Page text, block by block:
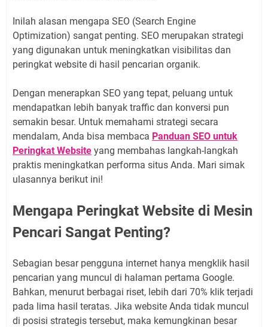
Inilah alasan mengapa SEO (Search Engine
Optimization) sangat penting. SEO merupakan strategi
yang digunakan untuk meningkatkan visibilitas dan
peringkat website di hasil pencarian organik.
Dengan menerapkan SEO yang tepat, peluang untuk
mendapatkan lebih banyak traffic dan konversi pun
semakin besar. Untuk memahami strategi secara
mendalam, Anda bisa membaca Panduan SEO untuk
Peringkat Website yang membahas langkah-langkah
praktis meningkatkan performa situs Anda. Mari simak
ulasannya berikut ini!
Mengapa Peringkat Website di Mesin
Pencari Sangat Penting?
Sebagian besar pengguna internet hanya mengklik hasil
pencarian yang muncul di halaman pertama Google.
Bahkan, menurut berbagai riset, lebih dari 70% klik terjadi
pada lima hasil teratas. Jika website Anda tidak muncul
di posisi strategis tersebut, maka kemungkinan besar